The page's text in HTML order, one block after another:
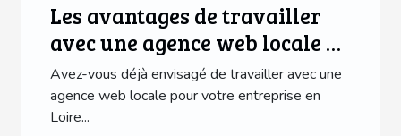
Les avantages de travailler
avec une agence web locale en
Loire Atlantique
Avez-vous déjà envisagé de travailler avec une
agence web locale pour votre entreprise en
Loire...